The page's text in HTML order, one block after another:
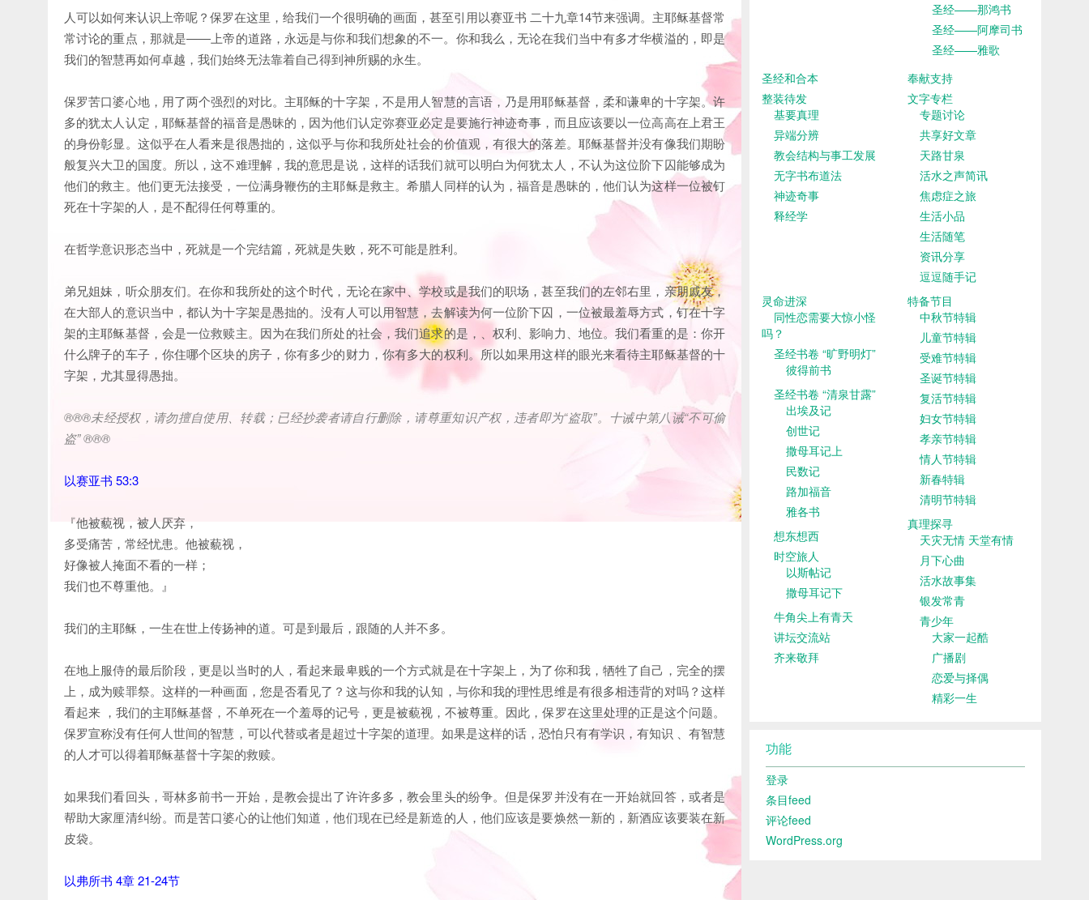
人可以如何来认识上帝呢？保罗在这里，给我们一个很明确的画面，甚至引用以赛亚书 二十九章14节来强调。主耶稣基督常
常讨论的重点，那就是——上帝的道路，永远是与你和我们想象的不一。你和我么，无论在我们当中有多才华横溢的，即是
我们的智慧再如何卓越，我们始终无法靠着自己得到神所赐的永生。
保罗苦口婆心地，用了两个强烈的对比。主耶稣的十字架，不是用人智慧的言语，乃是用耶稣基督，柔和谦卑的十字架。许
多的犹太人认定，耶稣基督的福音是愚昧的，因为他们认定弥赛亚必定是要施行神迹奇事，而且应该要以一位高高在上君王
的身份彰显。这似乎在人看来是很愚拙的，这似乎与你和我所处社会的价值观，有很大的落差。耶稣基督并没有像我们期盼
般复兴大卫的国度。所以，这不难理解，我的意思是说，这样的话我们就可以明白为何犹太人，不认为这位阶下囚能够成为
他们的救主。他们更无法接受，一位满身鞭伤的主耶稣是救主。希腊人同样的认为，福音是愚昧的，他们认为这样一位被钉
死在十字架的人，是不配得任何尊重的。
在哲学意识形态当中，死就是一个完结篇，死就是失败，死不可能是胜利。
弟兄姐妹，听众朋友们。在你和我所处的这个时代，无论在家中、学校或是我们的职场，甚至我们的左邻右里，亲朋戚友，
在大部人的意识当中，都认为十字架是愚拙的。没有人可以用智慧，去解读为何一位阶下囚，一位被最羞辱方式，钉在十字
架的主耶稣基督，会是一位救赎主。因为在我们所处的社会，我们追求的是，、权利、影响力、地位。我们看重的是：你开
什么牌子的车子，你住哪个区块的房子，你有多少的财力，你有多大的权利。所以如果用这样的眼光来看待主耶稣基督的十
字架，尤其显得愚拙。
®®®未经授权，请勿擅自使用、转载；已经抄袭者请自行删除，请尊重知识产权，违者即为“盗取”。十诫中第八诫“不可偷
盗” ®®®
以赛亚书 53:3
『他被藐视，被人厌弃，
多受痛苦，常经忧患。他被藐视，
好像被人掩面不看的一样；
我们也不尊重他。』
我们的主耶稣，一生在世上传扬神的道。可是到最后，跟随的人并不多。
在地上服侍的最后阶段，更是以当时的人，看起来最卑贱的一个方式就是在十字架上，为了你和我，牺牲了自己，完全的摆
上，成为赎罪祭。这样的一种画面，您是否看见了？这与你和我的认知，与你和我的理性思维是有很多相违背的对吗？这样
看起来 ，我们的主耶稣基督，不单死在一个羞辱的记号，更是被藐视，不被尊重。因此，保罗在这里处理的正是这个问题。
保罗宣称没有任何人世间的智慧，可以代替或者是超过十字架的道理。如果是这样的话，恐怕只有有学识，有知识 、有智慧
的人才可以得着耶稣基督十字架的救赎。
如果我们看回头，哥林多前书一开始，是教会提出了许许多多，教会里头的纷争。但是保罗并没有在一开始就回答，或者是
帮助大家厘清纠纷。而是苦口婆心的让他们知道，他们现在已经是新造的人，他们应该是要焕然一新的，新酒应该要装在新
皮袋。
以弗所书 4章 21-24节
圣经——那鸿书
圣经——阿摩司书
圣经——雅歌
圣经和合本
奉献支持
整装待发
基要真理
异端分辨
教会结构与事工发展
无字书布道法
神迹奇事
释经学
文字专栏
专题讨论
共享好文章
天路甘泉
活水之声简讯
焦虑症之旅
生活小品
生活随笔
资讯分享
逗逗随手记
灵命进深
同性恋需要大惊小怪
吗？
圣经书卷 “旷野明灯”
彼得前书
圣经书卷 “清泉甘露”
出埃及记
创世记
撒母耳记上
民数记
路加福音
雅各书
想东想西
时空旅人
以斯帖记
撒母耳记下
牛角尖上有青天
讲坛交流站
齐来敬拜
特备节目
中秋节特辑
儿童节特辑
受难节特辑
圣诞节特辑
复活节特辑
妇女节特辑
孝亲节特辑
情人节特辑
新春特辑
清明节特辑
真理探寻
天灾无情 天堂有情
月下心曲
活水故事集
银发常青
青少年
大家一起酷
广播剧
恋爱与择偶
精彩一生
功能
登录
条目feed
评论feed
WordPress.org